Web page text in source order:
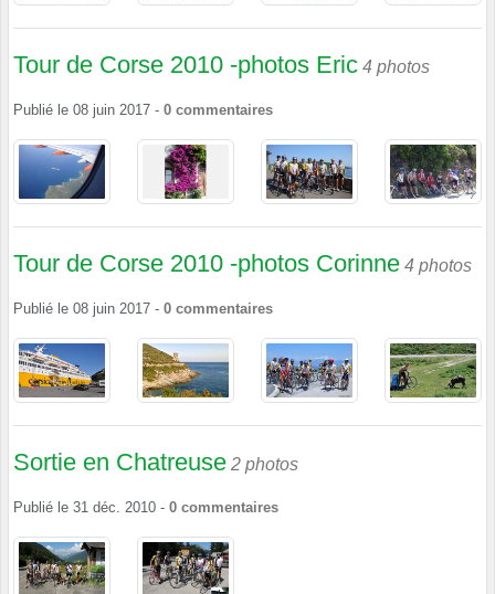
Tour de Corse 2010 -photos Eric 4 photos
Publié le 08 juin 2017 - 0 commentaires
Tour de Corse 2010 -photos Corinne 4 photos
Publié le 08 juin 2017 - 0 commentaires
Sortie en Chatreuse 2 photos
Publié le 31 déc. 2010 - 0 commentaires